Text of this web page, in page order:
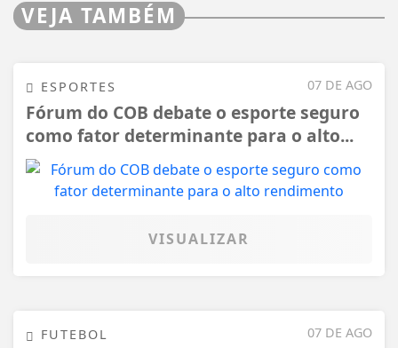
VEJA TAMBÉM
07 DE AGO
ESPORTES
Fórum do COB debate o esporte seguro
como fator determinante para o alto...
VISUALIZAR
07 DE AGO
FUTEBOL